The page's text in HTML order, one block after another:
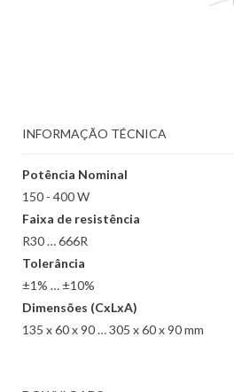
INFORMAÇÃO TÉCNICA
Potência Nominal
150 - 400 W
Faixa de resistência
R30 … 666R
Tolerância
±1% … ±10%
Dimensões (CxLxA)
135 x 60 x 90 … 305 x 60 x 90 mm